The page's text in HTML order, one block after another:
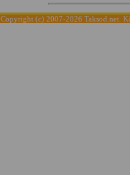
Copyright (c) 2007-2026 Taksod.net.